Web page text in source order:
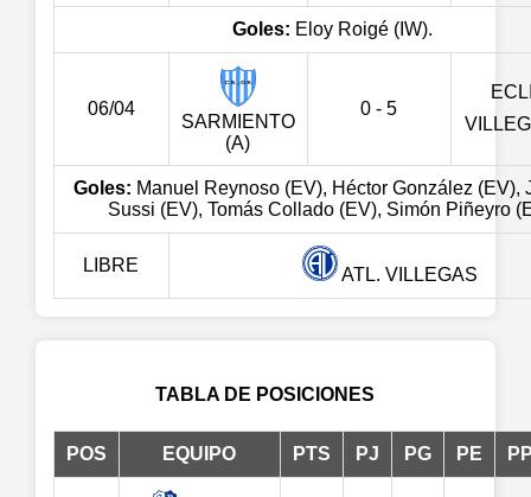
Goles: Eloy Roigé (IW).
06/04
SARMIENTO
(A)
0 - 5
Goles: Manuel Reynoso (EV), Héctor González (EV),
Sussi (EV), Tomás Collado (EV), Simón Piñeyro
LIBRE ATL. VILLEGAS
TABLA DE POSICIONES
POS EQUIPO PTS PJ PG PE